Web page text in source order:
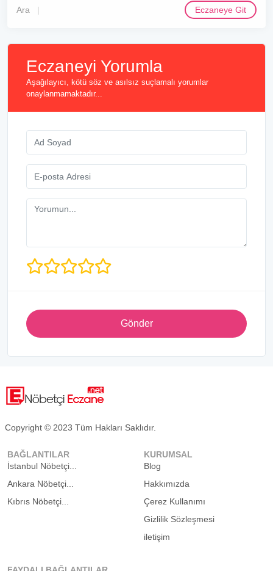
Ara Eczaneye Git
Eczaneyi Yorumla
Aşağılayıcı, kötü söz ve asılsız suçlamalı yorumlar
onaylanmamaktadır...
Gönder
Copyright © 2023 Tüm Hakları Saklıdır.
BAĞLANTILAR
İstanbul Nöbetçi...
Ankara Nöbetçi...
Kıbrıs Nöbetçi...
KURUMSAL
Blog
Hakkımızda
Çerez Kullanımı
Gizlilik Sözleşmesi
iletişim